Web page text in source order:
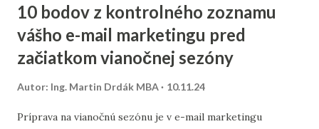
10 bodov z kontrolného zoznamu
vášho e-mail marketingu pred
začiatkom vianočnej sezóny
Autor: Ing. Martin Drdák MBA 10.11.24
Príprava na vianočnú sezónu je v e-mail marketingu